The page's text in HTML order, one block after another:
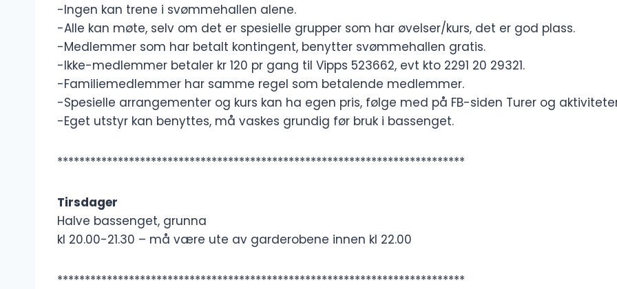
-Ingen kan trene i svømmehallen alene.
-Alle kan møte, selv om det er spesielle grupper som har øvelser/kurs, det er god plass.
-Medlemmer som har betalt kontingent, benytter svømmehallen gratis.
-Ikke-medlemmer betaler kr 120 pr gang til Vipps 523662, evt kto 2291 20 29321.
-Familiemedlemmer har samme regel som betalende medlemmer.
-Spesielle arrangementer og kurs kan ha egen pris, følge med på FB-siden Turer og
-Eget utstyr kan benyttes, må vaskes grundig før bruk i bassenget.
**************************************************************************
Tirsdager
Halve bassenget, grunna
kl 20.00-21.30 – må være ute av garderobene innen kl 22.00
**************************************************************************